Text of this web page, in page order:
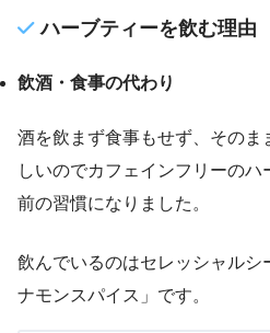
ハーブティーを飲む理由
飲酒・食事の代わり
酒を飲まず食事もせず、その
しいのでカフェインフリーの
前の習慣になりました。
飲んでいるのはセレッシャルシ
ナモンスパイス」です。